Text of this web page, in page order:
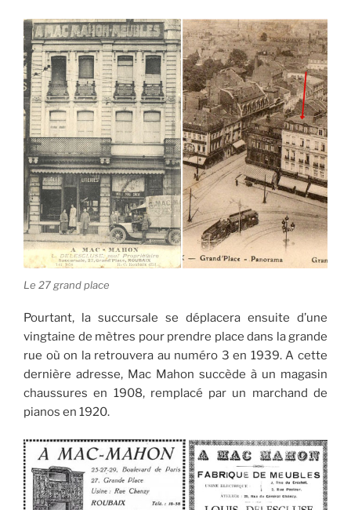
Le 27 grand place
Pourtant, la succursale se déplacera ensuite d’une
vingtaine de mètres pour prendre place dans la grande
rue où on la retrouvera au numéro 3 en 1939. A cette
dernière adresse, Mac Mahon succède à un magasin
chaussures en 1908, remplacé par un marchand de
pianos en 1920.